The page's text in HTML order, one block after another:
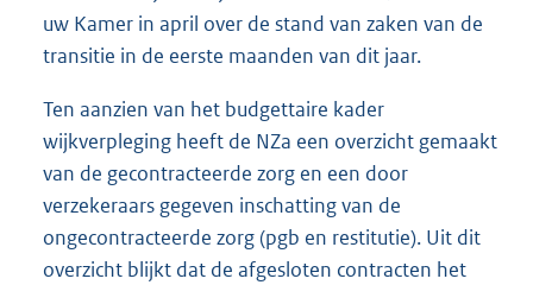
uw Kamer in april over de stand van zaken van de
transitie in de eerste maanden van dit jaar.
Ten aanzien van het budgettaire kader
wijkverpleging heeft de NZa een overzicht gemaakt
van de gecontracteerde zorg en een door
verzekeraars gegeven inschatting van de
ongecontracteerde zorg (pgb en restitutie). Uit dit
overzicht blijkt dat de afgesloten contracten het